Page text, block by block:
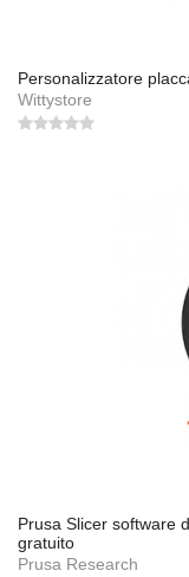
Personalizzatore
Wittystore
Prusa Slicer software
gratuito
Prusa Research